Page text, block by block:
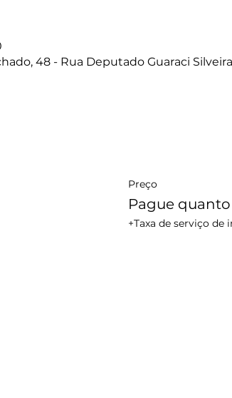
48 - Rua Deputado Guaraci
Preço
Pague
+Taxa de serviço de